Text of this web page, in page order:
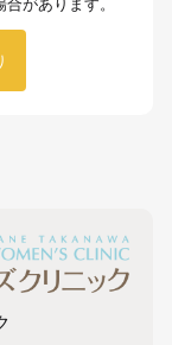
があります。